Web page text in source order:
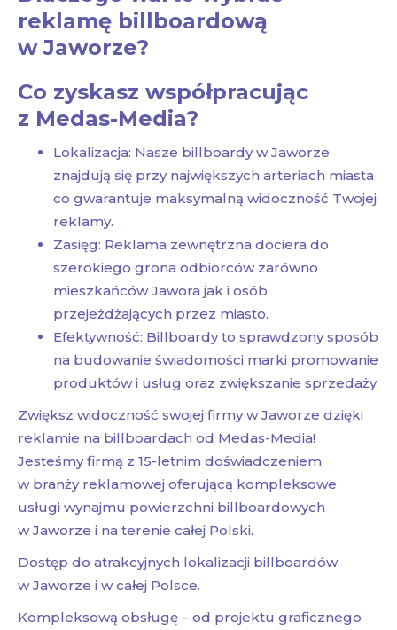
reklamę billboardową
w Jaworze?
Co zyskasz współpracując
z Medas-Media?
Lokalizacja: Nasze billboardy w Jaworze
znajdują się przy największych arteriach miasta
co gwarantuje maksymalną widoczność Twojej
reklamy.
Zasięg: Reklama zewnętrzna dociera do
szerokiego grona odbiorców zarówno
mieszkańców Jawora jak i osób
przejeżdżających przez miasto.
Efektywność: Billboardy to sprawdzony sposób
na budowanie świadomości marki promowanie
produktów i usług oraz zwiększanie sprzedaży.
Zwiększ widoczność swojej firmy w Jaworze dzięki
reklamie na billboardach od Medas-Media!
Jesteśmy firmą z 15-letnim doświadczeniem
w branży reklamowej oferującą kompleksowe
usługi wynajmu powierzchni billboardowych
w Jaworze i na terenie całej Polski.
Dostęp do atrakcyjnych lokalizacji billboardów
w Jaworze i w całej Polsce.
Kompleksową obsługę – od projektu graficznego